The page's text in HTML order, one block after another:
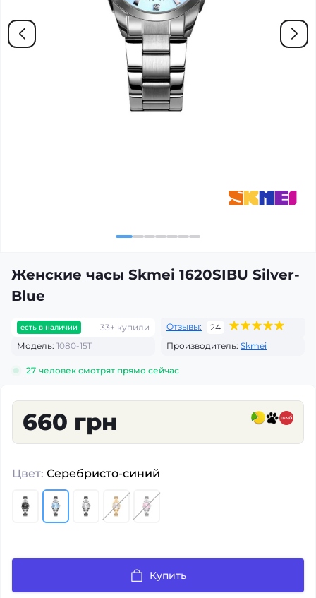
Женские часы Skmei 1620SIBU Silver-
Blue
есть в наличии 33+ купили Отзывы:
24
Модель: 1080-1511 Производитель: Skmei
27 человек смотрят прямо сейчас
660 грн
Цвет: Серебристо-синий
Купить